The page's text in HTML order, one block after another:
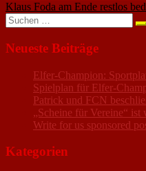
Klaus Foda am Ende restlos
Suchen
nach:
Neueste Beiträge
Elfer-Champion:
Spielplan für Elfer-
Patrick und FCN
„Scheine für Vereine“ ist
Write for us sponsored
Kategorien